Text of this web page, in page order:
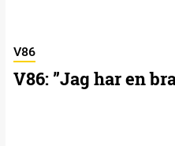
V86
V86: ”Jag har en